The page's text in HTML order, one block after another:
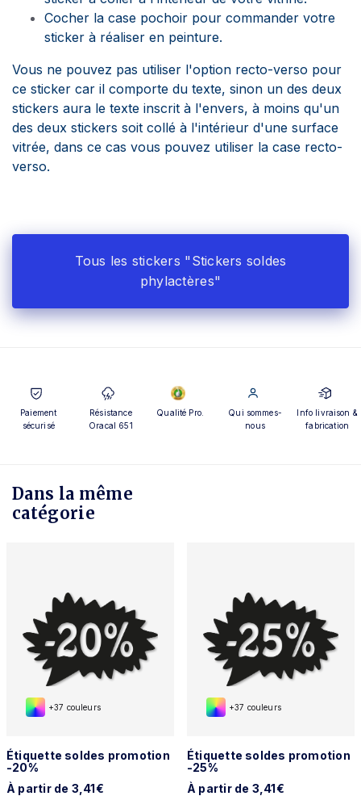
Cocher la case pochoir pour commander votre
sticker à réaliser en peinture.
Vous ne pouvez pas utiliser l'option recto-verso pour
ce sticker car il comporte du texte, sinon un des deux
stickers aura le texte inscrit à l'envers, à moins qu'un
des deux stickers soit collé à l'intérieur d'une surface
vitrée, dans ce cas vous pouvez utiliser la case recto-
verso.
Tous les stickers "Stickers soldes
phylactères"
Paiement
sécurisé
Résistance
Oracal 651
Qualité Pro.
Qui sommes-
nous
Info livraison &
fabrication
Dans la même
catégorie
+37 couleurs
Étiquette soldes promotion
-20%
À partir de 3,41€
+37 couleurs
Étiquette soldes promotion
-25%
À partir de 3,41€